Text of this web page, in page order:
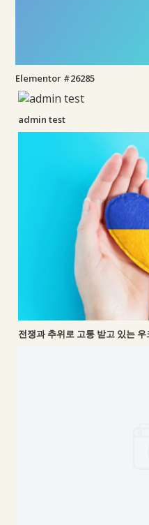
Elementor #26285
admin test
전쟁과 추위로 고통 받고 있는